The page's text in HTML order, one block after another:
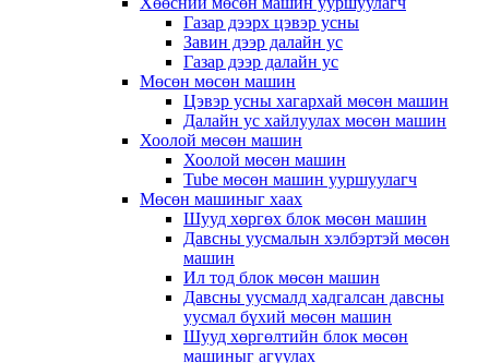
Газар дээрх цэвэр усны
Завин дээр далайн ус
Газар дээр далайн ус
Мөсөн мөсөн машин
Цэвэр усны хагархай мөсөн машин
Далайн ус хайлуулах мөсөн машин
Хоолой мөсөн машин
Хоолой мөсөн машин
Tube мөсөн машин ууршуулагч
Мөсөн машиныг хаах
Шууд хөргөх блок мөсөн машин
Давсны уусмалын хэлбэртэй мөсөн
машин
Ил тод блок мөсөн машин
Давсны уусмалд хадгалсан давсны
уусмал бүхий мөсөн машин
Шууд хөргөлтийн блок мөсөн
машиныг агуулах